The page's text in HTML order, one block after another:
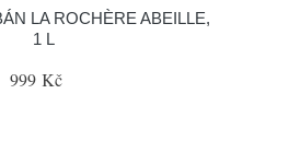
LA ROCHÈRE ABEILLE,
1 L
999 Kč